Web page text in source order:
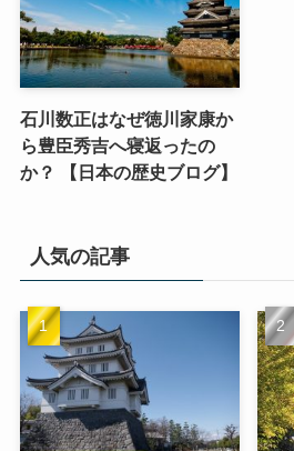
石川数正はなぜ徳川家康か
ら豊臣秀吉へ寝返ったの
か？ 【日本の歴史ブログ】
人気の記事